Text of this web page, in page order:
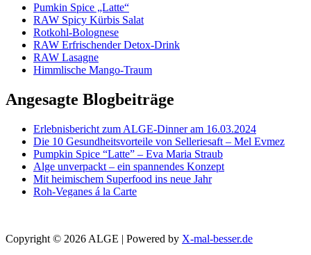
Pumkin Spice „Latte“
RAW Spicy Kürbis Salat
Rotkohl-Bolognese
RAW Erfrischender Detox-Drink
RAW Lasagne
Himmlische Mango-Traum
Angesagte Blogbeiträge
Erlebnisbericht zum ALGE-Dinner am 16.03.2024
Die 10 Gesundheitsvorteile von Selleriesaft – Mel Evmez
Pumpkin Spice “Latte” – Eva Maria Straub
Alge unverpackt – ein spannendes Konzept
Mit heimischem Superfood ins neue Jahr
Roh-Veganes á la Carte
Copyright © 2026 ALGE | Powered by X-mal-besser.de